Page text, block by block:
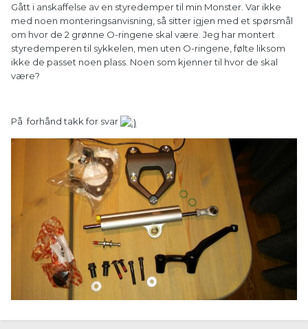
Gått i anskaffelse av en styredemper til min Monster. Var ikke
med noen monteringsanvisning, så sitter igjen med et spørsmål
om hvor de 2 grønne O-ringene skal være. Jeg har montert
styredemperen til sykkelen, men uten O-ringene, følte liksom
ikke de passet noen plass. Noen som kjenner til hvor de skal
være?
På forhånd takk for svar